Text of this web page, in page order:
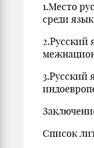
1.Место
среди
2.Русский
3.Русский
Список